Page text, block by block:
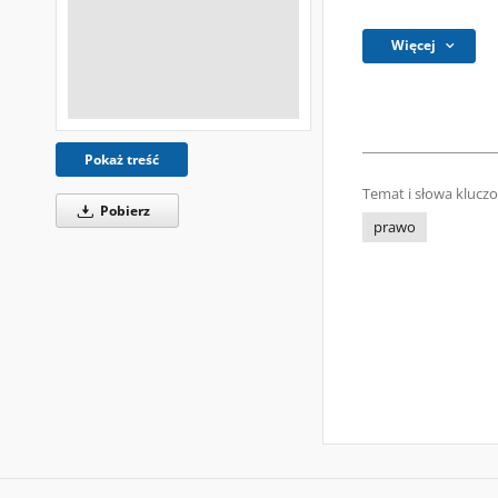
Pokaż treść
Pobierz
Więcej
Temat i słowa
prawo